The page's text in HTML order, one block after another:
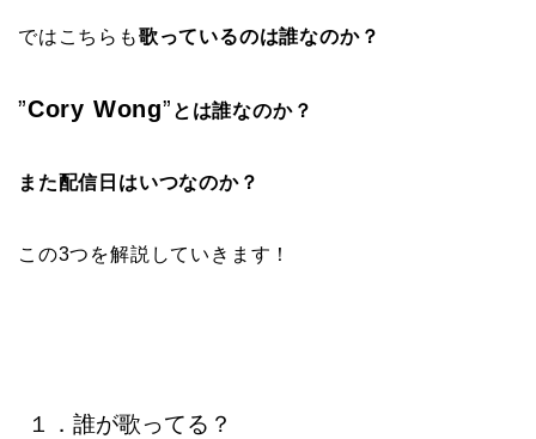
ではこちらも歌っているのは誰なのか？
”Cory Wong” とは誰なのか？
また配信日はいつなのか？
この3つを解説していきます！
１．誰が歌ってる？